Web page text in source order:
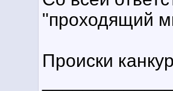
"проходящий
Происки